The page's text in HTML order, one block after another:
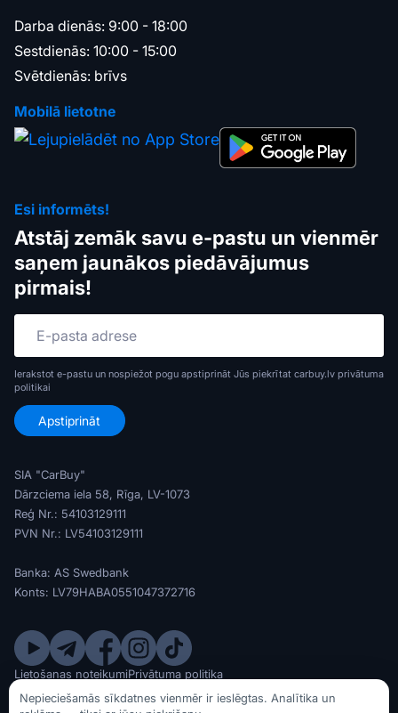
Darba dienās: 9:00 - 18:00
Sestdienās: 10:00 - 15:00
Svētdienās: brīvs
Mobilā lietotne
Esi informēts!
Atstāj zemāk savu e-pastu un vienmēr
saņem jaunākos piedāvājumus
pirmais!
Ierakstot e-pastu un nospiežot pogu apstiprināt Jūs piekrītat carbuy.lv privātuma
politikai
SIA "CarBuy"
Dārzciema iela 58, Rīga, LV-1073
Reģ Nr.: 54103129111
PVN Nr.: LV54103129111
Banka: AS Swedbank
Konts: LV79HABA0551047372716
© SIA CarBuy 2020 - 2026
Lietošanas noteikumiPrivātuma politika
Nepieciešamās sīkdatnes vienmēr ir ieslēgtas. Analītika un